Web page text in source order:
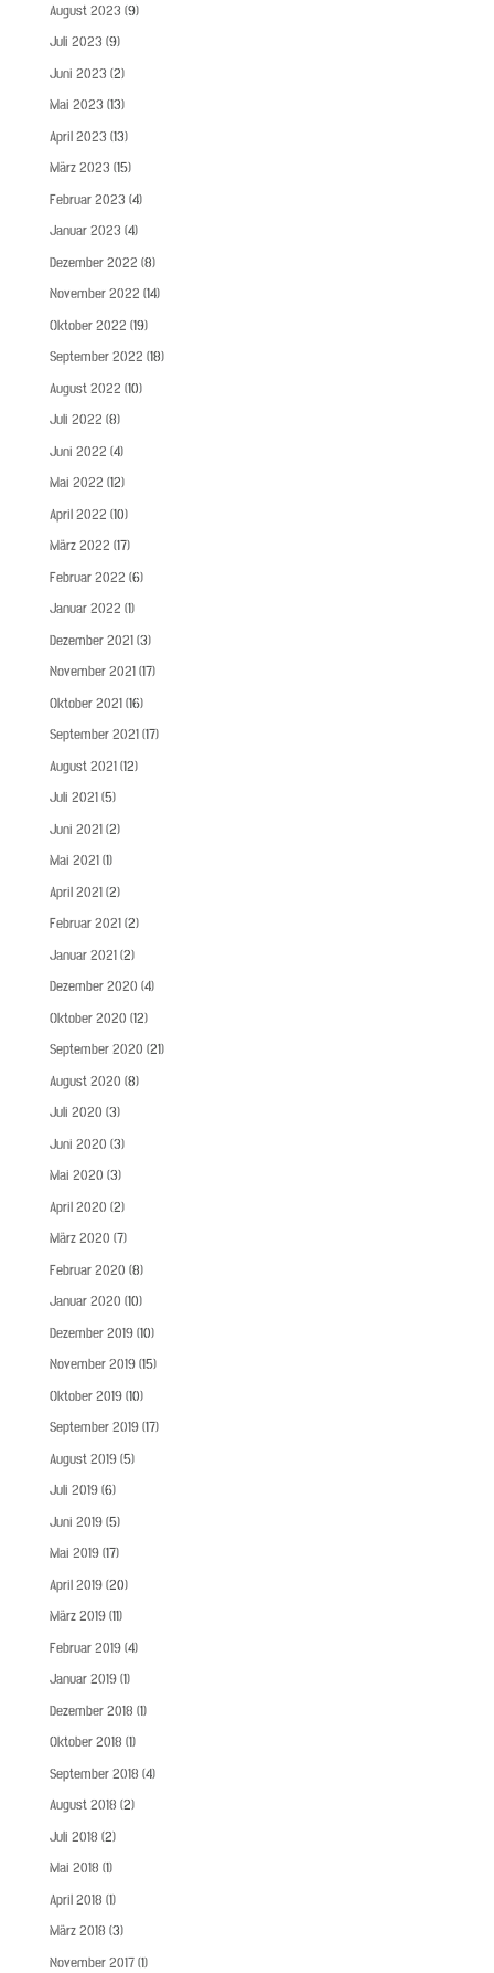
August 2023 (9)
Juli 2023 (9)
Juni 2023 (2)
Mai 2023 (13)
April 2023 (13)
März 2023 (15)
Februar 2023 (4)
Januar 2023 (4)
Dezember 2022 (8)
November 2022 (14)
Oktober 2022 (19)
September 2022 (18)
August 2022 (10)
Juli 2022 (8)
Juni 2022 (4)
Mai 2022 (12)
April 2022 (10)
März 2022 (17)
Februar 2022 (6)
Januar 2022 (1)
Dezember 2021(3)
November 2021(17)
Oktober 2021(16)
September 2021(17)
August 2021(12)
Juli 2021(5)
Juni 2021(2)
Mai 2021(1)
April 2021(2)
Februar 2021(2)
Januar 2021(2)
Dezember 2020 (4)
Oktober 2020 (12)
September 2020 (21)
August 2020 (8)
Juli 2020 (3)
Juni 2020 (3)
Mai 2020 (3)
April 2020 (2)
März 2020 (7)
Februar 2020 (8)
Januar 2020 (10)
Dezember 2019(10)
November 2019(15)
Oktober 2019(10)
September 2019(17)
August 2019(5)
Juli 2019(6)
Juni 2019(5)
Mai 2019(17)
April 2019(20)
März 2019(11)
Februar 2019(4)
Januar 2019(1)
Dezember 2018 (1)
Oktober 2018 (1)
September 2018 (4)
August 2018 (2)
Juli 2018 (2)
Mai 2018 (1)
April 2018 (1)
März 2018 (3)
November 2017(1)